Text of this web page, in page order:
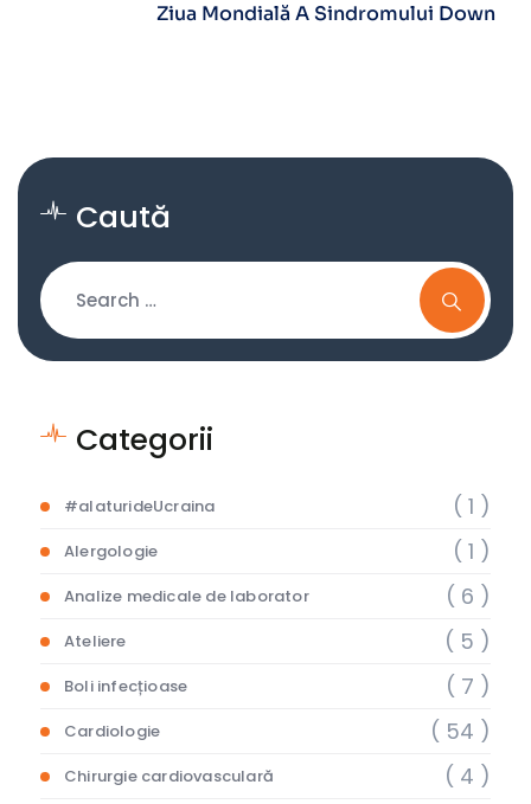
Ziua Mondială A Sindromului Down
Caută
Categorii
#alaturideUcraina ( 1 )
Alergologie ( 1 )
Analize medicale de laborator ( 6 )
Ateliere ( 5 )
Boli infecțioase ( 7 )
Cardiologie ( 54 )
Chirurgie cardiovasculară ( 4 )